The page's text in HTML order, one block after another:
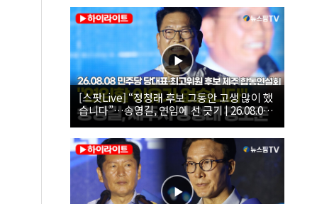
[스팟Live] “정청래 후보 그동안 고생 많이 했
습니다”…송영길, 연임에 선 긋기 | 26.08.08
더불어민주당 당대표·최고위원 후보 제주 합
동연설회